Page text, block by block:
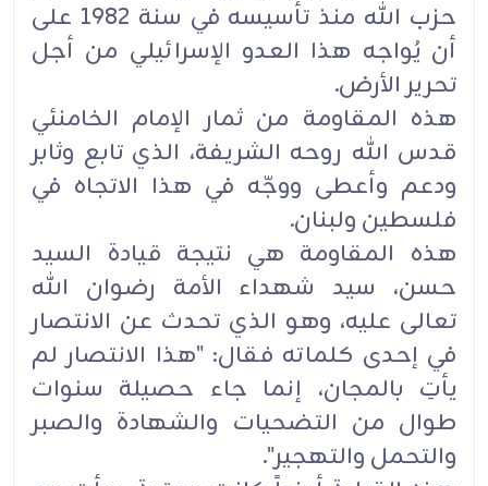
حزب الله منذ تأسيسه في سنة 1982 على
أن يُواجه هذا العدو الإسرائيلي من أجل
تحرير الأرض.
هذه المقاومة من ثمار الإمام الخامنئي
قدس الله روحه الشريفة، الذي تابع وثابر
ودعم وأعطى ووجّه في هذا الاتجاه في
فلسطين ولبنان.
هذه المقاومة هي نتيجة قيادة السيد
حسن، سيد شهداء الأمة رضوان الله
تعالى عليه، وهو الذي تحدث عن الانتصار
في إحدى كلماته فقال: "هذا الانتصار لم
يأتِ بالمجان، إنما جاء حصيلة سنوات
طوال من التضحيات والشهادة والصبر
والتحمل والتهجير".